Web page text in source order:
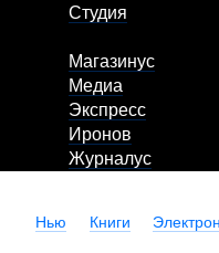
Студия
Магазинус
Медиа
Экспресс
Иронов
Журналус
Нью Книги